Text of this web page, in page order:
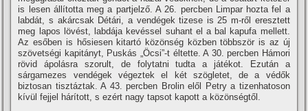
is lesen állí­totta meg a partjelző. A 26. percben Limpar hozta fel a
labdát, s akárcsak Détári, a vendégek tizese is 25 m-ről eresztett
meg lapos lövést, labdája kevéssel suhant el a bal kapufa mellett.
Az esőben is hősiesen kitartó közönség közben többször is az új
szövetségi kapitányt, Puskás „Öcsi”-t éltette. A 30. percben Hámori
rövid ápolásra szorult, de folytatni tudta a játékot. Ezután a
sárgamezes vendégek végeztek el két szögletet, de a védők
biztosan tisztáztak. A 43. percben Brolin elől Petry a tizenhatoson
kí­vül fejjel hárí­tott, s ezért nagy tapsot kapott a közönségtől.